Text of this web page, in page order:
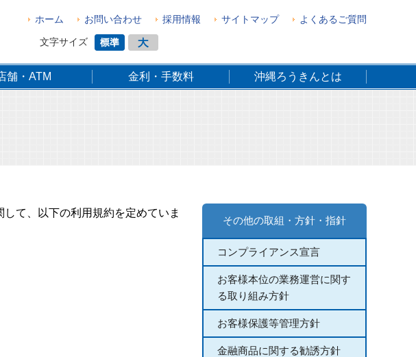
ホーム お問い合わせ 採用情報 サイトマップ よくあるご質問
文字サイズ
舗・ATM 金利・手数料 沖縄ろうきんとは
て、以下の利用規約を定めていま
その他の取組・方針・指針
コンプライアンス宣言
お客様本位の業務運営に関す
る取り組み方針
お客様保護等管理方針
金融商品に関する勧誘方針